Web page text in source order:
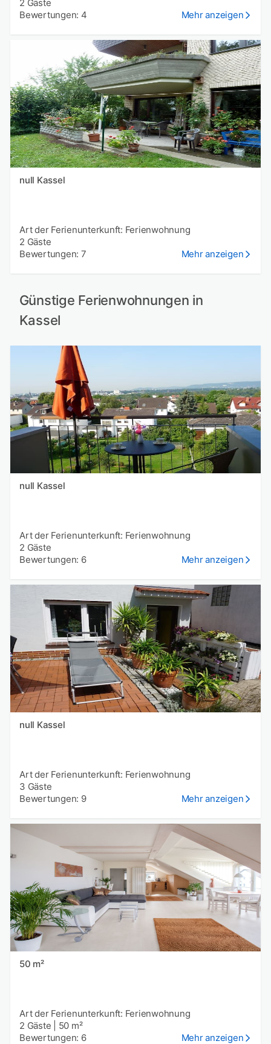
2 Gäste
Bewertungen: 4
Mehr anzeigen
null Kassel
Art der Ferienunterkunft: Ferienwohnung
2 Gäste
Bewertungen: 7
Mehr anzeigen
Günstige Ferienwohnungen in
Kassel
null Kassel
Art der Ferienunterkunft: Ferienwohnung
2 Gäste
Bewertungen: 6
Mehr anzeigen
null Kassel
Art der Ferienunterkunft: Ferienwohnung
3 Gäste
Bewertungen: 9
Mehr anzeigen
50 m²
Art der Ferienunterkunft: Ferienwohnung
2 Gäste
50 m²
Bewertungen: 6
Mehr anzeigen